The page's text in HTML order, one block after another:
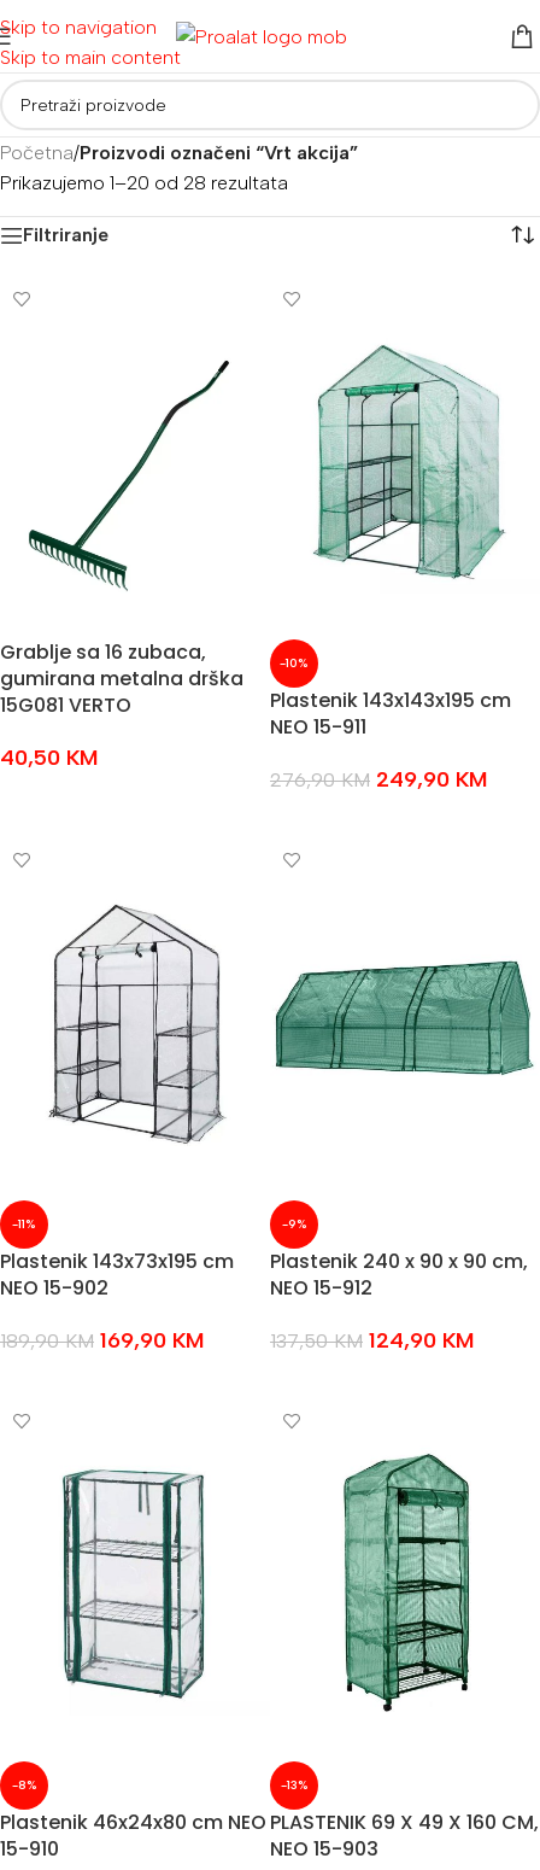
Skip to navigation
Skip to main content
Početna/Proizvodi označeni “Vrt akcija”
Prikazujemo 1–20 od 28 rezultata
Filtriranje
Grablje sa 16 zubaca,
gumirana metalna drška
15G081 VERTO
40,50 KM
-10%
Plastenik 143x143x195 cm
NEO 15-911
276,90KM 249,90 KM
-11%
Plastenik 143x73x195 cm
NEO 15-902
189,90KM 169,90 KM
-9%
Plastenik 240 x 90 x 90 cm,
NEO 15-912
137,50KM 124,90 KM
-8%
Plastenik 46x24x80 cm NEO
15-910
-13%
PLASTENIK 69 X 49 X 160 CM,
NEO 15-903